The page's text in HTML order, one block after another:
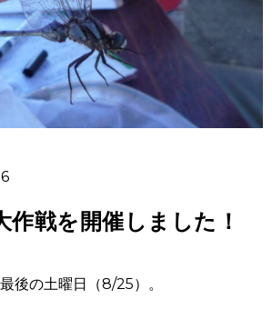
作戦を開催しました！
後の土曜日（8/25）。